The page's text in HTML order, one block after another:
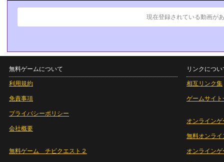
現在登録されている動画が
無料ゲームについて
利用規約
免責事項
プライバシーポリシー
会社概要
無料ゲーム チビクエスト２
リンクについ
相互リンク集
ゲームサイト
オンラインゲ
無料オンライ
オンライン